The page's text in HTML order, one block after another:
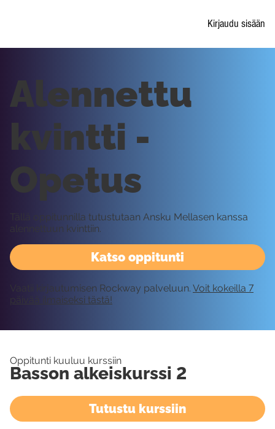
Kirjaudu sisään
Katso oppitunti
Alennettu
kvintti -
Opetus
Tällä oppitunnilla tutustutaan Ansku Mellasen kanssa
alennettuun kvinttiin.
Vaatii kirjautumisen Rockway palveluun. Voit kokeilla 7
päivää ilmaiseksi tästä!
Oppitunti kuuluu kurssiin
Basson alkeiskurssi 2
Tutustu kurssiin